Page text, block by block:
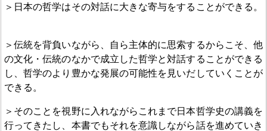
＞日本の哲学はその対話に大きな寄与をすることができる。
＞伝統を背負いながら、自ら主体的に思索するからこそ、他
の文化・伝統のなかで成立した哲学と対話することができる
し、哲学のより豊かな発展の可能性を見いだしていくことが
できる。
＞そのことを視野に入れながらこれまで日本哲学史の講義を
行ってきたし、本書でもそれを意識しながら話を進めていき